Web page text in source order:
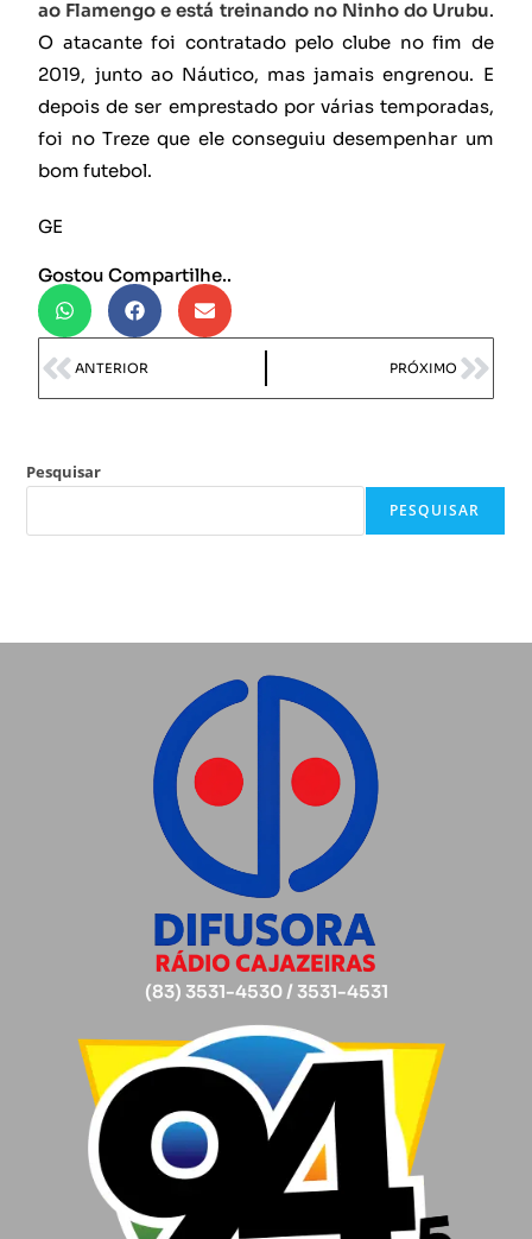
ao Flamengo e está treinando no Ninho do Urubu.
O atacante foi contratado pelo clube no fim de
2019, junto ao Náutico, mas jamais engrenou. E
depois de ser emprestado por várias temporadas,
foi no Treze que ele conseguiu desempenhar um
bom futebol.
GE
Gostou Compartilhe..
ANTERIOR PRÓXIMO
Pesquisar
PESQUISAR
(83) 3531-4530 / 3531-4531